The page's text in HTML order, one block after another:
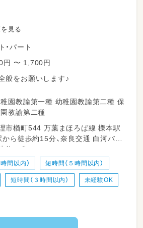
見る
・パート
円 〜 1,700円
般をお願いします♪
稚園教諭第二種
万葉まほろば線 櫟本駅
ら徒歩約15分、奈良交通 白河バス
約３分
間以内） 短時間（５時間以内）
短時間（３時間以内） 未経験OK